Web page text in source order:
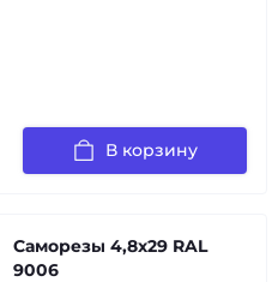
В корзину
Саморезы 4,8х29 RAL
9006